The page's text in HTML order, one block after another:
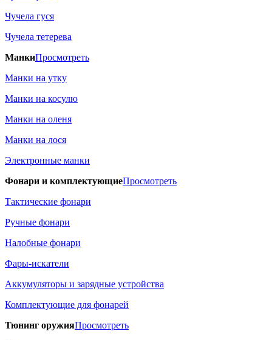
Чучела гуся
Чучела тетерева
МанкиПросмотреть
Манки на утку
Манки на косулю
Манки на оленя
Манки на лося
Электронные манки
Фонари и комплектующиеПросмотреть
Тактические фонари
Ручные фонари
Налобные фонари
Фары-искатели
Аккумуляторы и зарядные устройства
Комплектующие для фонарей
Тюнинг оружияПросмотреть